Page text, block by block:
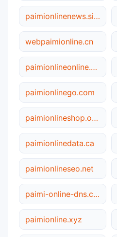
paimionlinenews.site
webpaimionline.cn
paimionlineonline.site
paimionlinego.com
paimionlineshop.online
paimionlinedata.ca
paimionlineseo.net
paimi-online-dns.com
paimionline.xyz